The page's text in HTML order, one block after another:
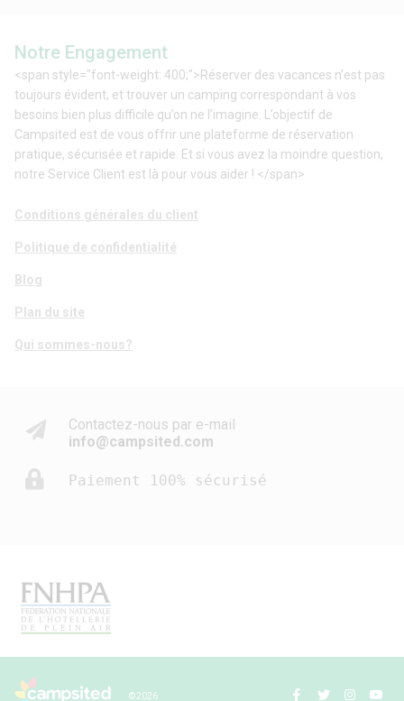
Notre Engagement
<span style="font-weight: 400;">Réserver des vacances n’est pas
toujours évident, et trouver un camping correspondant à vos
besoins bien plus difficile qu’on ne l’imagine. L’objectif de
Campsited est de vous offrir une plateforme de réservation
pratique, sécurisée et rapide. Et si vous avez la moindre question,
notre Service Client est là pour vous aider ! </span>
Conditions générales du client
Politique de confidentialité
Blog
Plan du site
Qui sommes-nous?
Contactez-nous par e-mail
info@campsited.com
Paiement 100% sécurisé
© 2026